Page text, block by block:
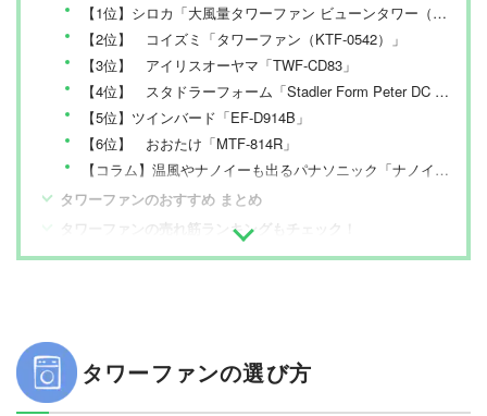
【1位】シロカ「大風量タワーファン ビューンタワー（SF-T151）」
【2位】 コイズミ「タワーファン（KTF-0542）」
【3位】 アイリスオーヤマ「TWF-CD83」
【4位】 スタドラーフォーム「Stadler Form Peter DC タワーファン レザー レザー SF-PETERDC-LE」
【5位】ツインバード「EF-D914B」
【6位】 おおたけ「MTF-814R」
【コラム】温風やナノイーも出るパナソニック「ナノイーX搭載ファンヒーター Hot&Cool DS-FWX1201-C」
タワーファンのおすすめ まとめ
タワーファンの売れ筋ランキングもチェック！
タワーファンの選び方